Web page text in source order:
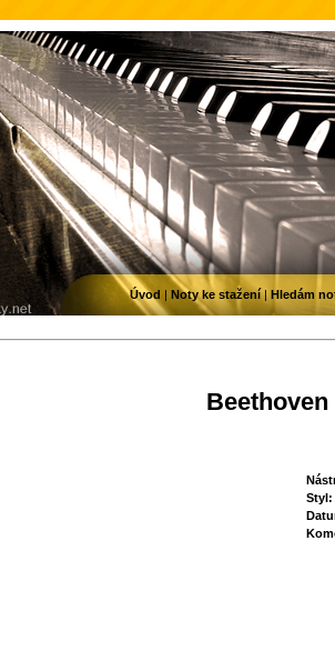
Styl:
Úvod | Noty ke stažení| Hledám